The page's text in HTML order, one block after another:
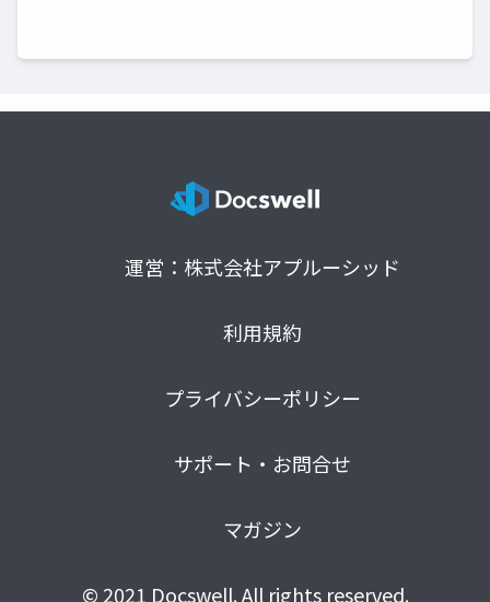
運営：株式会社アプルーシッド
利用規約
プライバシーポリシー
サポート・お問合せ
マガジン
© 2021 Docswell. All rights reserved.